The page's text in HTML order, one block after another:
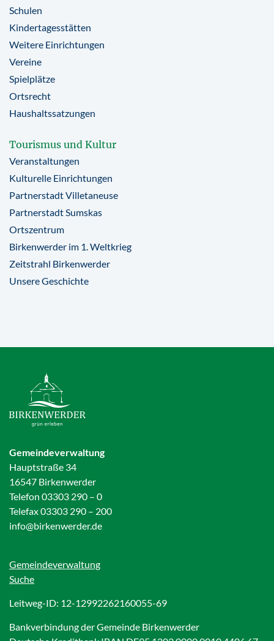
Schulen
Kindertagesstätten
Weitere Einrichtungen
Vereine
Spielplätze
Ortsrecht
Haushaltssatzungen
Tourismus und Kultur
Veranstaltungen
Kulturelle Einrichtungen
Partnerstadt Villetaneuse
Partnerstadt Sumskas
Ortszentrum
Birkenwerder im 1. Weltkrieg
Zeitstrahl Birkenwerder
Unsere Geschichte
Gemeindeverwaltung
Hauptstraße 34
16547 Birkenwerder
Telefon 03303 290 – 0
Telefax 03303 290 – 200
info@birkenwerder.de
Gemeindeverwaltung
Suche
Leitweg-ID: 12-12992262160055-69
Bankverbindung der Gemeinde Birkenwerder